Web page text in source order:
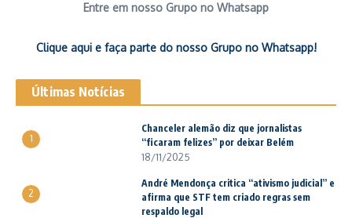
Entre em nosso Grupo no Whatsapp
Clique aqui e faça parte do nosso Grupo no Whatsapp!
Últimas Notícias
1
Chanceler alemão diz que jornalistas
“ficaram felizes” por deixar Belém
18/11/2025
2
André Mendonça critica “ativismo judicial” e
afirma que STF tem criado regras sem
respaldo legal